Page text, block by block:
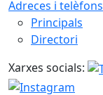
Adreces i telèfons
Principals
Directori
Xarxes socials: